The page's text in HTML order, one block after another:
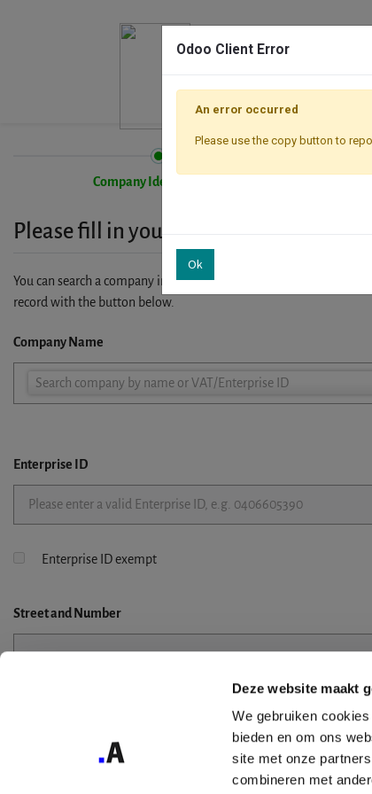
Deze website maakt
We gebruiken
bieden en om ons
site met onze
combineren met
Company Identification
Please fill in your company details
You can search a company in our database by name, VAT or
record with the button below.
Company Name
Search company by name or VAT/Enterprise ID
Company
Enterprise ID
Enterprise ID exempt
Streetand Number
Odoo Client Error
An error occurred
Please use the copy button to
Ok